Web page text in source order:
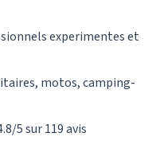
experimentes et
motos, camping-
5 sur 119 avis